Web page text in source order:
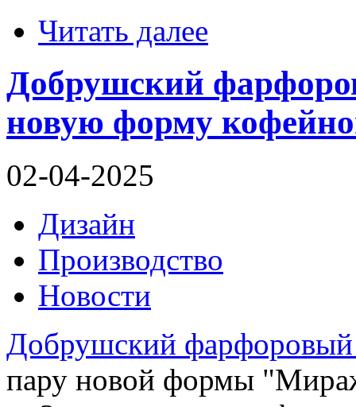
Читать далее
Добрушский
новую форму
02-04-2025
Дизайн
Производство
Новости
Добрушский фарфоровый
пару новой формы